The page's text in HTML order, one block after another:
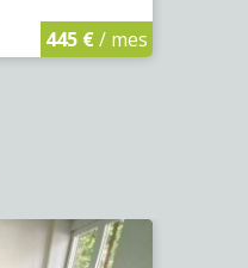
445 €/ mes